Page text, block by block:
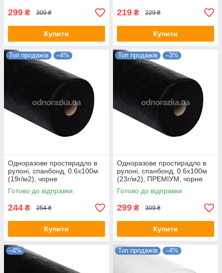
299 ₴ 309 ₴
Купити
219 ₴ 229 ₴
Купити
Топ продажів –4%
Одноразове простирадло в
рулоні, спанбонд, 0.6х100м
(19г/м2), чорне
Готово до відправки
244 ₴ 254 ₴
Купити
Топ продажів –3%
Одноразове простирадло в
рулоні, спанбонд, 0.6х100м
(23г/м2), ПРЕМІУМ, чорне
Готово до відправки
299 ₴ 309 ₴
Купити
–4% Топ продажів –4%